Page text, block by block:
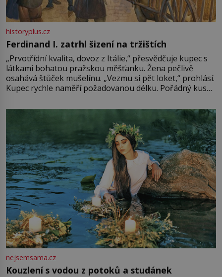
historyplus.cz
Ferdinand I. zatrhl šizení na tržištích
„Prvotřídní kvalita, dovoz z Itálie,“ přesvědčuje kupec s
látkami bohatou pražskou měšťanku. Žena pečlivě
osahává štůček mušelínu. „Vezmu si pět loket,“ prohlásí.
Kupec rychle naměří požadovanou délku. Pořádný kus
milostpaní. Stačí jenom na sukni,“ zhodnotí švadlena
množství růžového mušelínu. „Ošidili vás, podívejte.“
Vezme do ruky dřevěnou
nejsemsama.cz
Kouzlení s vodou z potoků a studánek